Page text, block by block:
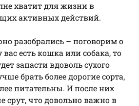
хватит для жизни в
активных действий.
разобрались – поговорим о
есть кошка или собака, то
запасти вдоволь сухого
брать более дорогие сорта,
питательны. И после них
что довольно важно в